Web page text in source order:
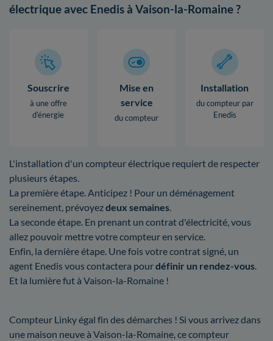
électrique avec Enedis à Vaison-la-Romaine ?
Souscrire
à une offre
d’énergie
Mise en
service
du compteur
Installation
du compteur par
Enedis
L'installation d'un compteur électrique requiert de respecter
plusieurs étapes.
La première étape. Anticipez ! Pour un déménagement
sereinement, prévoyezdeux semaines.
La seconde étape. En prenant un contrat d'électricité, vous
allez pouvoir mettre votre compteur en service.
Enfin, la dernière étape. Une fois votre contrat signé, un
agent Enedis vous contactera pourdéfinir un rendez-vous.
Et la lumière fut à Vaison-la-Romaine !
Compteur Linky égal fin des démarches ! Si vous arrivez dans
une maison neuve à Vaison-la-Romaine, ce compteur